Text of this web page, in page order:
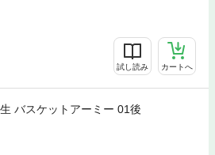
試し読み カートへ
バスケットアーミー 01後